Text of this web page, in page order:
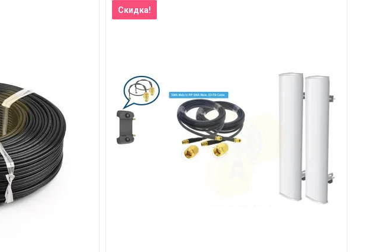
Скидка!